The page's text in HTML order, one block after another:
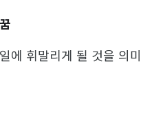
에 휘말리게 될 것을 의미